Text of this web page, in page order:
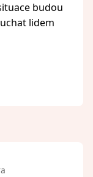
budou
lidem